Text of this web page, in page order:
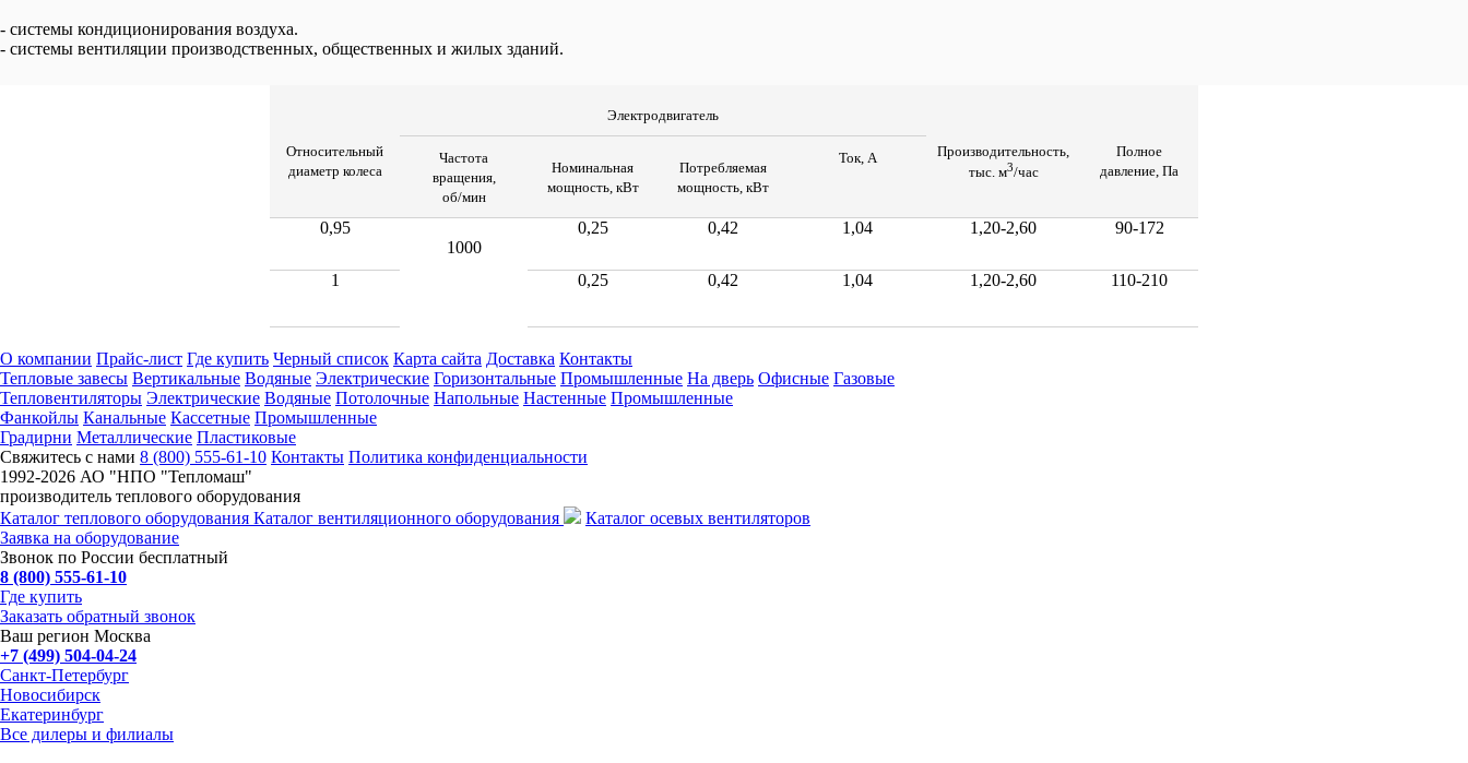
- системы кондиционирования воздуха.
- системы вентиляции производственных, общественных и жилых зданий.
Относительный
диаметр колеса
Электродвигатель
Производительность,
тыс. м3/час
Полное
давление, Па
Частота
вращения,
об/мин
Номинальная
мощность, кВт
Потребляемая
мощность, кВт
Ток, А
0,95
1000
0,25 0,42 1,04 1,20-2,60 90-172
1 0,25 0,42 1,04 1,20-2,60 110-210
О компании Прайс-лист Где купить Черный список Карта сайта Доставка Контакты
Тепловые завесы Вертикальные Водяные Электрические Горизонтальные Промышленные На дверь Офисные Газовые
Тепловентиляторы Электрические Водяные Потолочные Напольные Настенные Промышленные
Фанкойлы Канальные Кассетные Промышленные
Градирни Металлические Пластиковые
Свяжитесь с нами 8 (800) 555-61-10 Контакты Политика конфиденциальности
1992-2026 АО "НПО "Тепломаш"
производитель теплового оборудования
Каталог теплового оборудования Каталог вентиляционного оборудования
Каталог осевых вентиляторов
Заявка на оборудование
Звонок по России бесплатный
8 (800) 555-61-10
Где купить
Заказать обратный звонок
Ваш регион Москва
+7 (499) 504-04-24
Санкт-Петербург
Новосибирск
Екатеринбург
Все дилеры и филиалы